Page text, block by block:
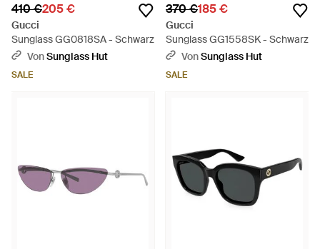
410 €205 €
Gucci
Sunglass GG0818SA - Schwarz
VonSunglass Hut
SALE
370 €185 €
Gucci
Sunglass GG1558SK - Schwarz
VonSunglass Hut
SALE